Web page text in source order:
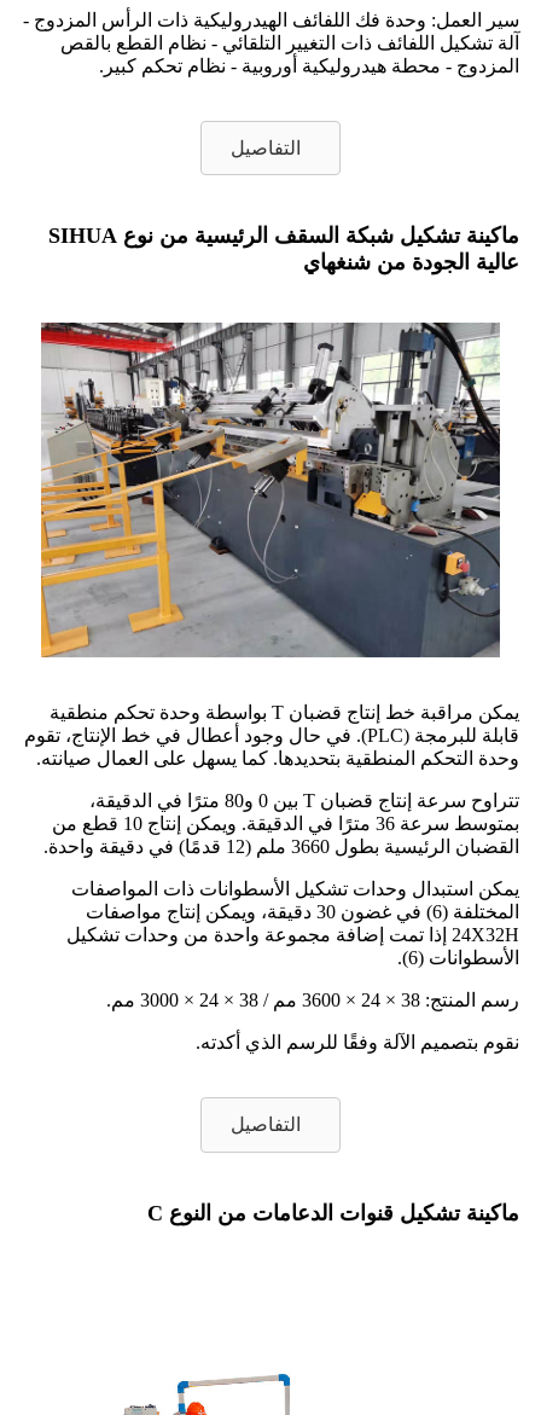
سير العمل: وحدة فك اللفائف الهيدروليكية ذات الرأس المزدوج -
آلة تشكيل اللفائف ذات التغيير التلقائي - نظام القطع بالقص
المزدوج - محطة هيدروليكية أوروبية - نظام تحكم كبير.
التفاصيل
ماكينة تشكيل شبكة السقف الرئيسية من نوع SIHUA
عالية الجودة من شنغهاي
يمكن مراقبة خط إنتاج قضبان T بواسطة وحدة تحكم منطقية
قابلة للبرمجة (PLC). في حال وجود أعطال في خط الإنتاج، تقوم
وحدة التحكم المنطقية بتحديدها. كما يسهل على العمال صيانته.
تتراوح سرعة إنتاج قضبان T بين 0 و80 مترًا في الدقيقة،
بمتوسط ​​سرعة 36 مترًا في الدقيقة. ويمكن إنتاج 10 قطع من
القضبان الرئيسية بطول 3660 ملم (12 قدمًا) في دقيقة واحدة.
يمكن استبدال وحدات تشكيل الأسطوانات ذات المواصفات
المختلفة (6) في غضون 30 دقيقة، ويمكن إنتاج مواصفات
24X32H إذا تمت إضافة مجموعة واحدة من وحدات تشكيل
الأسطوانات (6).
رسم المنتج: 38 × 24 × 3600 مم / 38 × 24 × 3000 مم.
نقوم بتصميم الآلة وفقًا للرسم الذي أكدته.
التفاصيل
ماكينة تشكيل قنوات الدعامات من النوع C